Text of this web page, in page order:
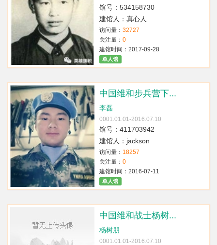
馆号：534158730
建馆人：真心人
访问量： 32727
关注量： 0
建馆时间：2017-09-28
单人馆
中国维和步兵营下...
李磊
0001.01.01-2016.07.10
馆号：411703942
建馆人：jackson
访问量： 18257
关注量： 0
建馆时间：2016-07-11
单人馆
中国维和战士杨树...
杨树朋
0001.01.01-2016.07.10